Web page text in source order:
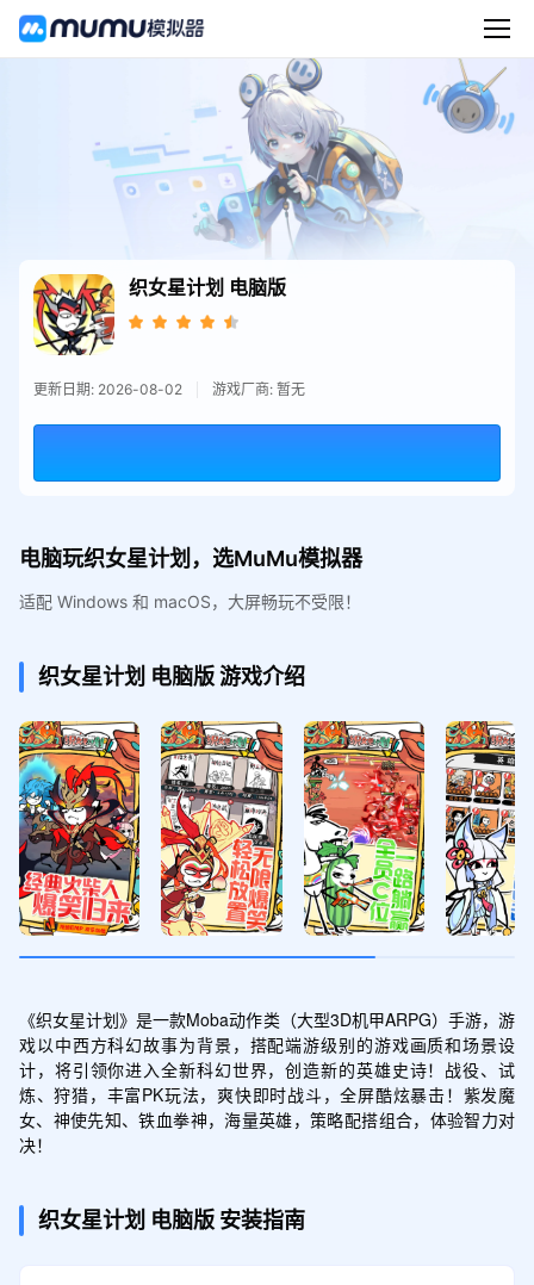
织女星计划 电脑版
更新日期: 2026-08-02 游戏厂商: 暂无
电脑玩织女星计划，选MuMu模拟器
适配 Windows 和 macOS，大屏畅玩不受限！
织女星计划 电脑版游戏介绍
《织女星计划》是一款Moba动作类（大型3D机甲ARPG）手游，游
戏以中西方科幻故事为背景，搭配端游级别的游戏画质和场景设
计，将引领你进入全新科幻世界，创造新的英雄史诗！战役、试
炼、狩猎，丰富PK玩法，爽快即时战斗，全屏酷炫暴击！紫发魔
女、神使先知、铁血拳神，海量英雄，策略配搭组合，体验智力对
决！
织女星计划 电脑版 安装指南